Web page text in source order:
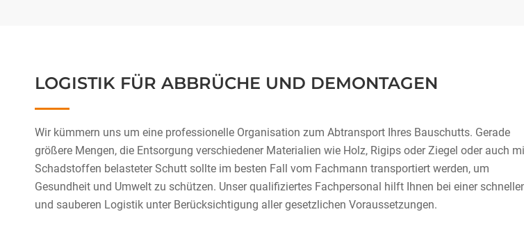
LOGISTIK FÜR ABBRÜCHE UND DEMONTAGEN
Wir kümmern uns um eine professionelle Organisation zum Abtransport Ihres Bauschutts. Gerade
größere Mengen, die Entsorgung verschiedener Materialien wie Holz, Rigips oder Ziegel oder auch
Schadstoffen belasteter Schutt sollte im besten Fall vom Fachmann transportiert werden, um
Gesundheit und Umwelt zu schützen. Unser qualifiziertes Fachpersonal hilft Ihnen bei einer
und sauberen Logistik unter Berücksichtigung aller gesetzlichen Voraussetzungen.